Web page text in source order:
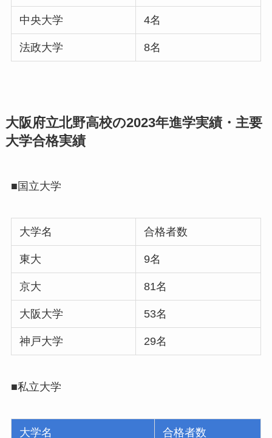
中央大学 4名
法政大学 8名
大阪府立北野高校の2023年進学実績・主要
大学合格実績
■国立大学
大学名 合格者数
東大 9名
京大 81名
大阪大学 53名
神戸大学 29名
■私立大学
大学名 合格者数